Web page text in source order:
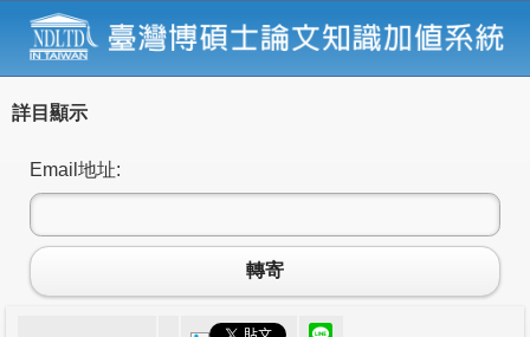
詳目顯示
Email地址:
轉寄